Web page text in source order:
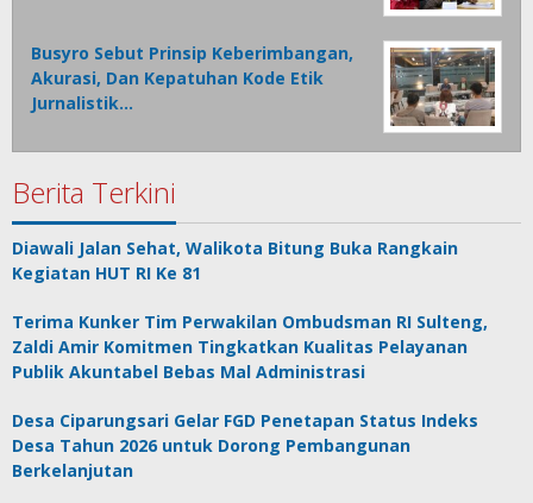
Busyro Sebut Prinsip Keberimbangan,
Akurasi, Dan Kepatuhan Kode Etik
Jurnalistik…
Berita Terkini
Diawali Jalan Sehat, Walikota Bitung Buka Rangkain
Kegiatan HUT RI Ke 81
Terima Kunker Tim Perwakilan Ombudsman RI Sulteng,
Zaldi Amir Komitmen Tingkatkan Kualitas Pelayanan
Publik Akuntabel Bebas Mal Administrasi
Desa Ciparungsari Gelar FGD Penetapan Status Indeks
Desa Tahun 2026 untuk Dorong Pembangunan
Berkelanjutan